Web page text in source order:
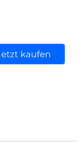
kaufen